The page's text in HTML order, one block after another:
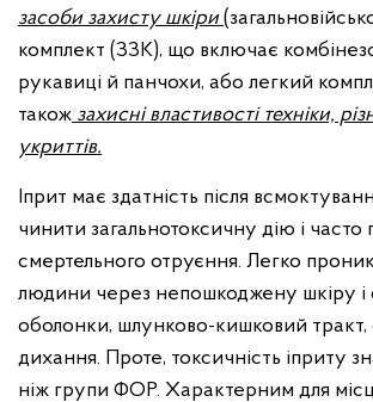
засоби захисту шкіри
комплект (ЗЗК), що включає
рукавиці й панчохи, або легкий
також захисні властивості техніки,
укриттів.
Іприт має здатність після
чинити загальнотоксичну дію і часто
смертельного отруєння. Легко
людини через непошкоджену шкіру і
оболонки, шлунково-кишковий тракт,
дихання. Проте, токсичність іприту
ніж групи ФОР. Характерним для